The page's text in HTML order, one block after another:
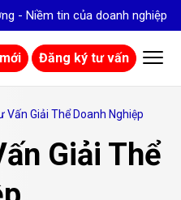
- Niềm tin của doanh nghiệp
Đăng ký tư vấn
Vấn Giải Thể Doanh Nghiệp
Giải Thể